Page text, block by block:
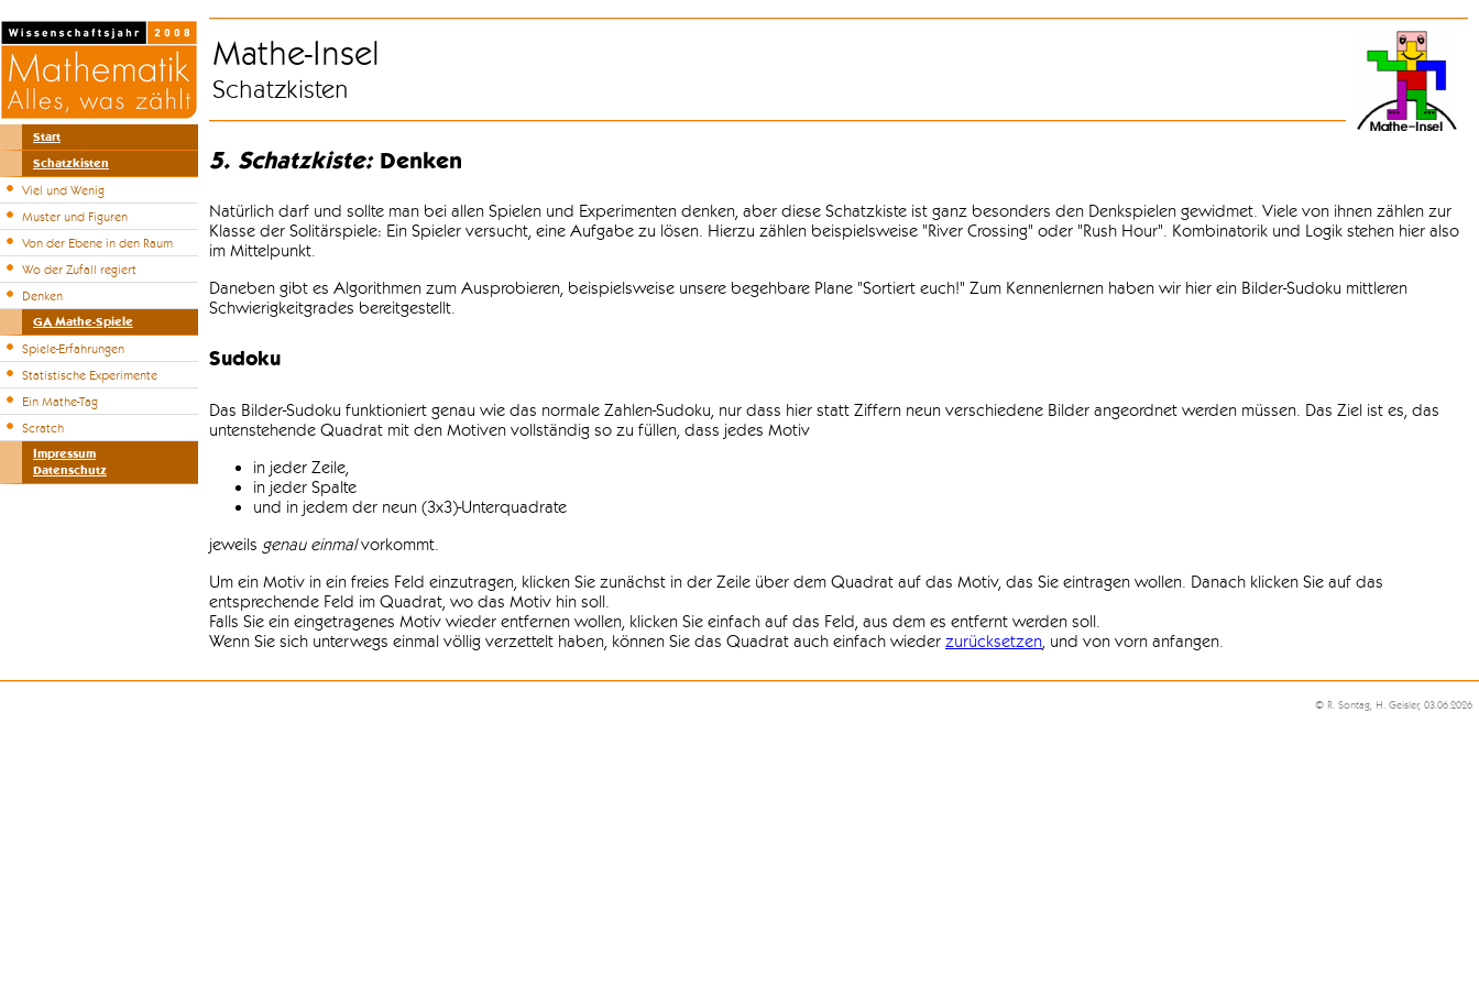
Start
Schatzkisten
Viel und Wenig
Muster und Figuren
Von der Ebene in den Raum
Wo der Zufall regiert
Denken
GA Mathe-Spiele
Spiele-Erfahrungen
Statistische Experimente
Ein Mathe-Tag
Scratch
Impressum
Datenschutz
Mathe-Insel
Schatzkisten
5. Schatzkiste:Denken
Natürlich darf und sollte man bei allen Spielen und Experimenten denken, aber diese Schatzkiste ist ganz besonders den Denkspielen gewidmet. Viele von ihnen zählen zur
Klasse der Solitärspiele: Ein Spieler versucht, eine Aufgabe zu lösen. Hierzu zählen beispielsweise "River Crossing" oder "Rush Hour". Kombinatorik und Logik stehen hier also
im Mittelpunkt.
Daneben gibt es Algorithmen zum Ausprobieren, beispielsweise unsere begehbare Plane "Sortiert euch!" Zum Kennenlernen haben wir hier ein Bilder-Sudoku mittleren
Schwierigkeitgrades bereitgestellt.
Sudoku
Das Bilder-Sudoku funktioniert genau wie das normale Zahlen-Sudoku, nur dass hier statt Ziffern neun verschiedene Bilder angeordnet werden müssen. Das Ziel ist es, das
untenstehende Quadrat mit den Motiven vollständig so zu füllen, dass jedes Motiv
in jeder Zeile,
in jeder Spalte
und in jedem der neun (3x3)-Unterquadrate
jeweils genau einmalvorkommt.
Um ein Motiv in ein freies Feld einzutragen, klicken Sie zunächst in der Zeile über dem Quadrat auf das Motiv, das Sie eintragen wollen. Danach klicken Sie auf das
entsprechende Feld im Quadrat, wo das Motiv hin soll.
Falls Sie ein eingetragenes Motiv wieder entfernen wollen, klicken Sie einfach auf das Feld, aus dem es entfernt werden soll.
Wenn Sie sich unterwegs einmal völlig verzettelt haben, können Sie das Quadrat auch einfach wieder zurücksetzen, und von vorn anfangen.
© R. Sontag, H. Geisler, 03.06.2026